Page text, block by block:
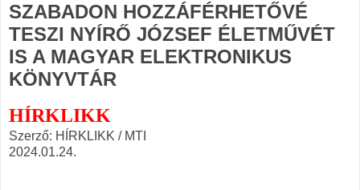
SZABADON HOZZÁFÉRHETŐVÉ
TESZI NYÍRŐ JÓZSEF ÉLETMŰVÉT
IS A MAGYAR ELEKTRONIKUS
KÖNYVTÁR
HÍRKLIKK
Szerző: HÍRKLIKK / MTI
2024.01.24.